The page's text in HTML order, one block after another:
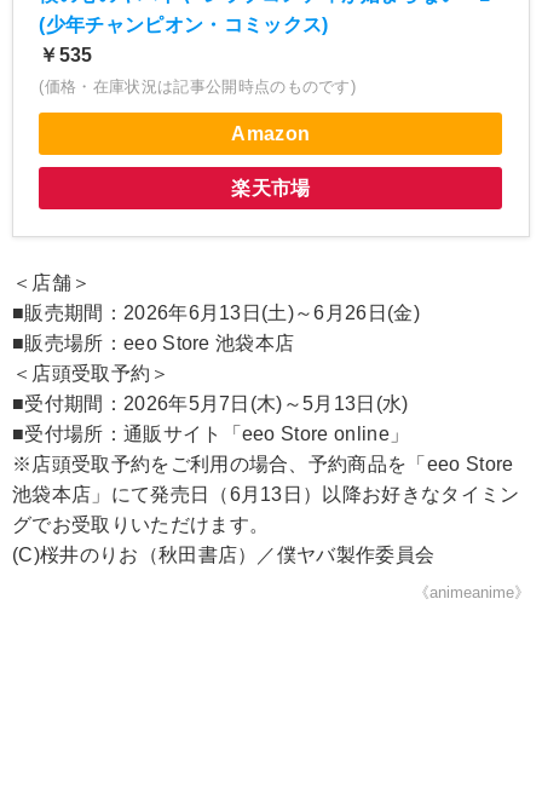
(少年チャンピオン・コミックス)
￥535
(価格・在庫状況は記事公開時点のものです)
Amazon
楽天市場
＜店舗＞
■販売期間：2026年6月13日(土)～6月26日(金)
■販売場所：eeo Store 池袋本店
＜店頭受取予約＞
■受付期間：2026年5月7日(木)～5月13日(水)
■受付場所：通販サイト「eeo Store online」
※店頭受取予約をご利用の場合、予約商品を「eeo Store
池袋本店」にて発売日（6月13日）以降お好きなタイミン
グでお受取りいただけます。
(C)桜井のりお（秋田書店）／僕ヤバ製作委員会
《animeanime》